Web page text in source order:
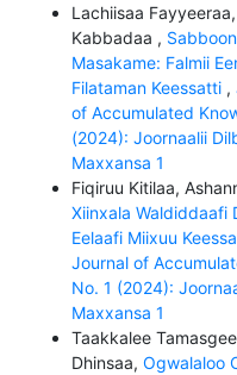
Lachiisaa
Kabbadaa ,
Masakame: Falmii
Filataman Keessatti ,
of Accumulated
(2024): Joornaalii
Maxxansa 1
Fiqiruu Kitilaa,
Xiinxala Waldiddaafi
Eelaafi Miixuu
Journal of
No. 1 (2024):
Maxxansa 1
Taakkalee
Dhinsaa, Ogwalaloo